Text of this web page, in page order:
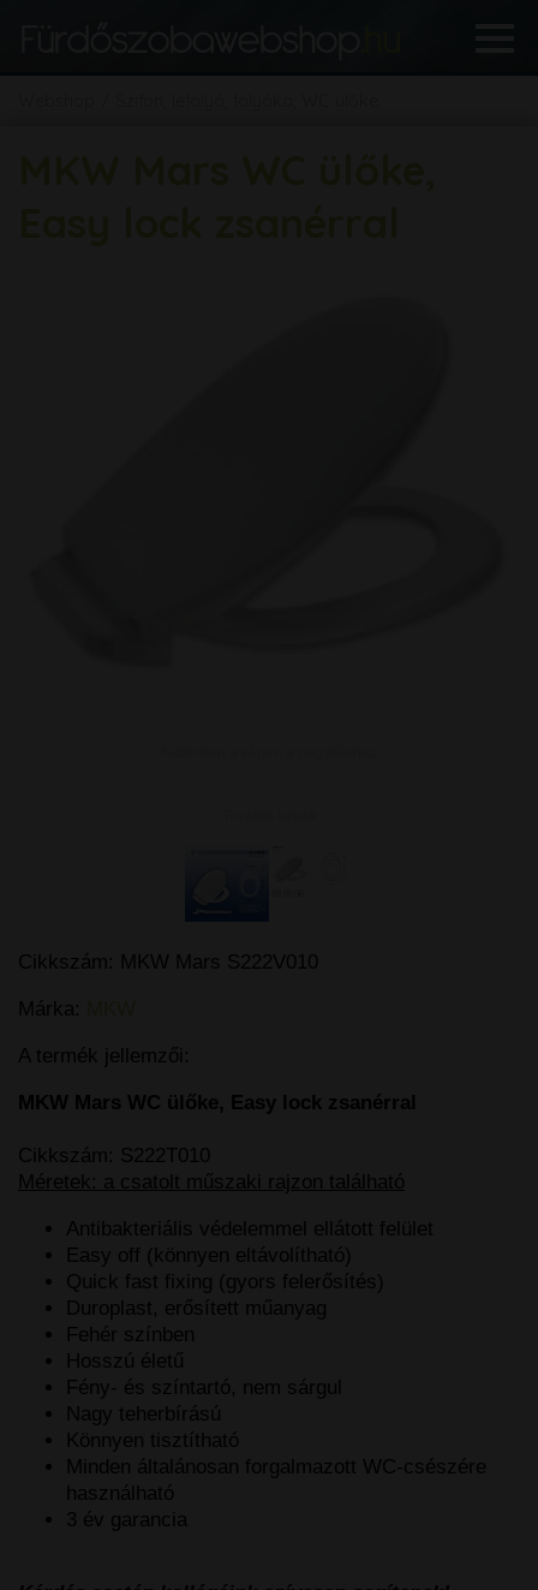
Cikkszám: MKW Mars S222V010
Márka:
A termék jellemzői:
MKW Mars WC ülőke, Easy lock zsanérral
Cikkszám: S222T010
Méretek: a csatolt műszaki rajzon található
Antibakteriális védelemmel ellátott felület
Easy off (könnyen eltávolítható)
Quick fast fixing (gyors felerősítés)
Duroplast, erősített műanyag
Fehér színben
Hosszú életű
Fény- és színtartó, nem sárgul
Nagy teherbírású
Könnyen tisztítható
Minden általánosan forgalmazott WC-csészére
használható
3 év garancia